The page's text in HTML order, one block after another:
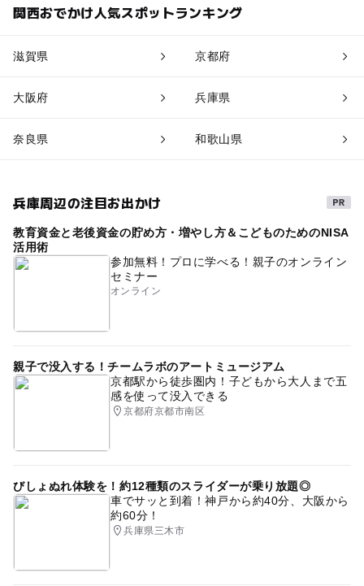
関西おでかけ人気スポットランキング
滋賀県 京都府
大阪府 兵庫県
奈良県 和歌山県
兵庫周辺の注目お出かけ
教育資金と老後資金の貯め方・増やし方＆こどものためのNISA
活用術
参加無料！プロに学べる！親子のオンライン
セミナー
オンライン
親子で没入する！チームラボのアートミュージアム
京都駅から徒歩圏内！子どもから大人まで五
感を使って没入できる
京都府京都市南区
びしょぬれ体験を！約12種類のスライダーが乗り放題◎
車でサッと到着！神戸から約40分、大阪から
約60分！
兵庫県三木市